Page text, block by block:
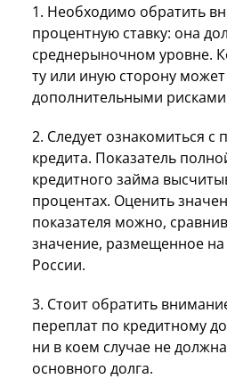
1. Необходимо обратить
процентную ставку: она
среднерыночном уровне.
ту или иную сторону
дополнительными
2. Следует ознакомиться
кредита. Показатель
кредитного займа
процентах. Оценить
показателя можно,
значение, размещенное на
России.
3. Стоит обратить
переплат по кредитному
ни в коем случае не
основного долга.